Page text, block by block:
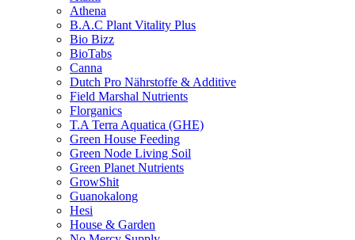
Athena
B.A.C Plant Vitality Plus
Bio Bizz
BioTabs
Canna
Dutch Pro Nährstoffe & Additive
Field Marshal Nutrients
Florganics
T.A Terra Aquatica (GHE)
Green House Feeding
Green Node Living Soil
Green Planet Nutrients
GrowShit
Guanokalong
Hesi
House & Garden